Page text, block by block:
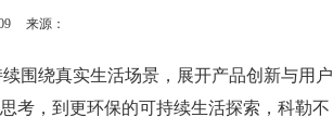
来源：
围绕真实生活场景，展开产品创新与用户
考，到更环保的可持续生活探索，科勒不